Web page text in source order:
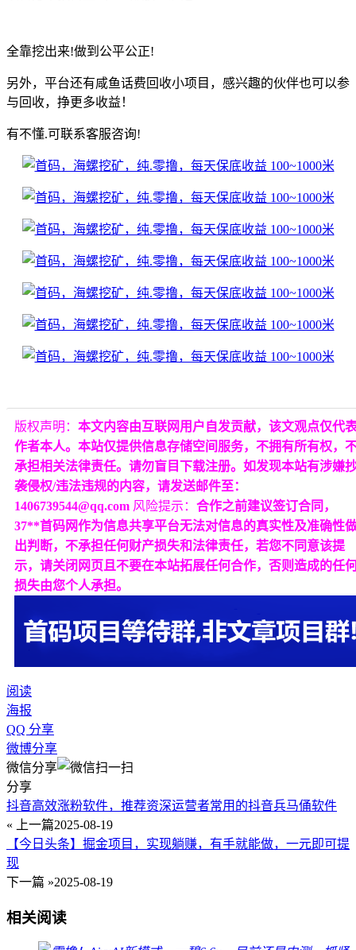
全靠挖出来!做到公平公正!
另外，平台还有咸鱼话费回收小项目，感兴趣的伙伴也可以参
与回收，挣更多收益！
有不懂.可联系客服咨询!
版权声明： 本文内容由互联网用户自发贡献，该文观点仅代
作者本人。本站仅提供信息存储空间服务，不拥有所有权，
承担相关法律责任。请勿盲目下载注册。如发现本站有涉嫌
袭侵权/违法违规的内容，请发送邮件至：
1406739544@qq.com 风险提示： 合作之前建议签订合同，
37**首码网作为信息共享平台无法对信息的真实性及准确性
出判断，不承担任何财产损失和法律责任，若您不同意该提
示，请关闭网页且不要在本站拓展任何合作，否则造成的任
损失由您个人承担。
阅读
海报
QQ 分享
微博分享
微信分享
分享
抖音高效涨粉软件，推荐资深运营者常用的抖音兵马俑软件
« 上一篇2025-08-19
【今日头条】掘金项目，实现躺赚，有手就能做，一元即可提
现
下一篇 »2025-08-19
相关阅读